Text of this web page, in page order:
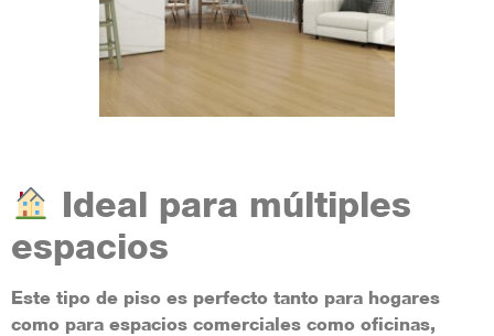
Ideal para múltiples
espacios
Este tipo de piso es perfecto tanto para hogares
como para espacios comerciales como oficinas,